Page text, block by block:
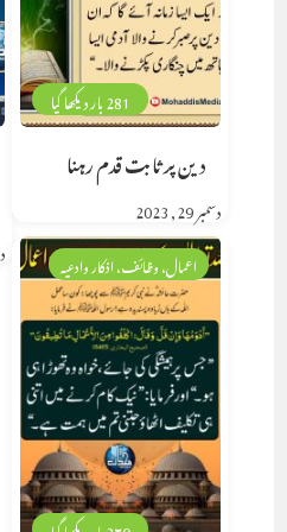
281 بار دیکھا گیا
دین پر ثابت قدم رہنا
دسمبر 29, 2023
اعمال، وظائف، اذکار وادعیہ